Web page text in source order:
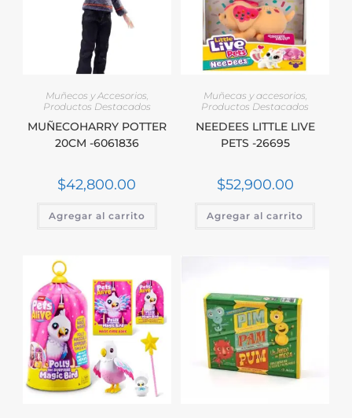
Muñecos y Accesorios,
Productos Destacados
MUÑECOHARRY POTTER
20CM -6061836
$42,800.00
Agregar al carrito
Muñecas y accesorios,
Productos Destacados
NEEDEES LITTLE LIVE
PETS -26695
$52,900.00
Agregar al carrito